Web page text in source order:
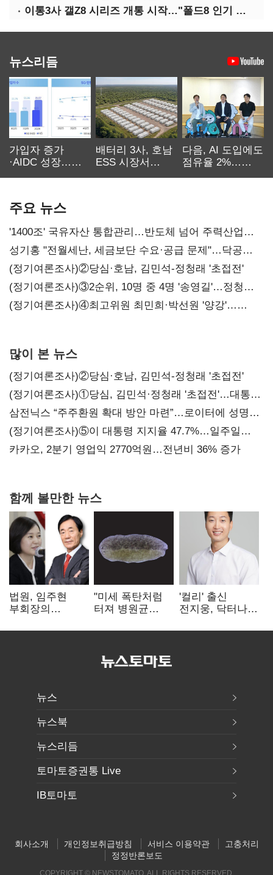
이통3사 갤Z8 시리즈 개통 시작…"폴드8 인기 가장 높아"
뉴스리듬
가입자 증가
·AIDC 성장…
배터리 3사, 호남
ESS 시장서
다음, AI 도입에도
점유율 2%…
주요 뉴스
'1400조' 국유자산 통합관리…반도체 넘어 주력산업
구조혁신
성기홍 "전월세난, 세금보단 수요·공급 문제"…닥공
시사
(정기여론조사)②당심·호남, 김민석-정청래 '초접전'
(정기여론조사)③2순위, 10명 중 4명 '송영길'…정청래
'한 자릿수'
(정기여론조사)④최고위원 최민희·박선원 '양강'…
많이 본 뉴스
(정기여론조사)②당심·호남, 김민석-정청래 '초접전'
(정기여론조사)①당심, 김민석·정청래 '초접전'…대통령
지지도 '50% 아래로'(종합)
삼전닉스 “주주환원 확대 방안 마련”…로이터에 성명
보내
(정기여론조사)⑤이 대통령 지지율 47.7%…일주일
만에 다시 40%대
카카오, 2분기 영업익 2770억원…전년비 36% 증가
함께 볼만한 뉴스
법원, 임주현
부회장의
주식 가압류 결정
"미세 폭탄처럼
터져 병원균
'컬리' 출신
전지웅, 닥터나우
뉴스
뉴스북
뉴스리듬
토마토증권통 Live
IB토마토
회사소개 개인정보취급방침 서비스 이용약관
고충처리
정정반론보도
COPYRIGHT © NEWSTOMATO. ALL RIGHTS RESERVED.